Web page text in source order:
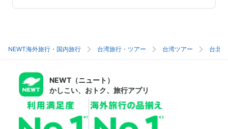
NEWT海外旅行・国内旅行 台湾旅行・ツアー 台湾ツアー 台北
NEWT（ニュート）
かしこい、おトク、旅行アプリ